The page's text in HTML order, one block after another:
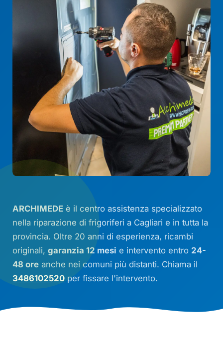
ARCHIMEDE è il centro assistenza specializzato
nella riparazione di frigoriferi a Cagliari e in tutta la
provincia. Oltre 20 anni di esperienza, ricambi
originali,garanzia 12 mesi e intervento entro 24-
48 ore anche nei comuni più distanti. Chiama il
3486102520 per fissare l'intervento.